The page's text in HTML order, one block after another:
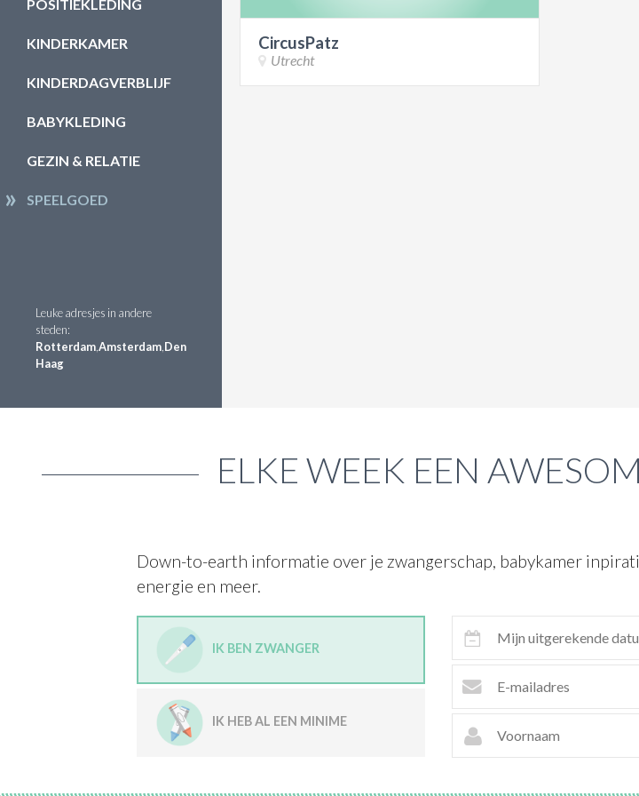
POSITIEKLEDING
KINDERKAMER
KINDERDAGVERBLIJF
BABYKLEDING
GEZIN & RELATIE
SPEELGOED
Leuke adresjes in andere
steden:
RotterdamAmsterdam Den
Haag
CircusPatz
Utrecht
ELKE WEEK EEN
Down-to-earth informatie over je zwangerschap, babykamer
energie en meer.
IK BEN ZWANGER
IK HEB AL EEN MINIME